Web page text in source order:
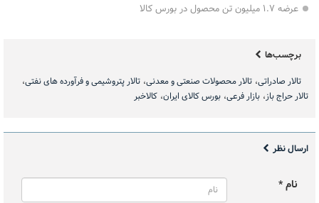
عرضه ۱.۷ میلیون تن محصول در بورس کالا
برچسب‌ها
تالار صادراتی تالار محصولات صنعتی و معدنی تالار پتروشیمی و فرآورده های نفتی
تالار حراج باز بازار فرعی بورس کالای ایران کالاخبر
ارسال نظر
نام *